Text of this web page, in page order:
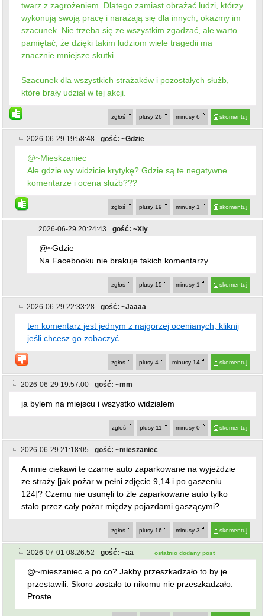
twarz z zagrożeniem. Dlatego zamiast obrażać ludzi, którzy
wykonują swoją pracę i narażają się dla innych, okażmy im
szacunek. Nie trzeba się ze wszystkim zgadzać, ale warto
pamiętać, że dzięki takim ludziom wiele tragedii ma
znacznie mniejsze skutki.
Szacunek dla wszystkich strażaków i pozostałych służb,
które brały udział w tej akcji.
skomentuj
minusy 6
plusy 26
zgłoś
2026-06-29 19:58:48 gość: ~Gdzie
@~Mieskzaniec
Ale gdzie wy widzicie krytykę? Gdzie są te negatywne
komentarze i ocena służb???
skomentuj
minusy 1
plusy 19
zgłoś
2026-06-29 20:24:43 gość: ~Xly
@~Gdzie
Na Facebooku nie brakuje takich komentarzy
skomentuj
minusy 1
plusy 15
zgłoś
2026-06-29 22:33:28 gość: ~Jaaaa
ten komentarz jest jednym z najgorzej ocenianych, kliknij
jeśli chcesz go zobaczyć
skomentuj
minusy 14
plusy 4
zgłoś
2026-06-29 19:57:00 gość: ~mm
ja bylem na miejscu i wszystko widzialem
skomentuj
minusy 0
plusy 11
zgłoś
2026-06-29 21:18:05 gość: ~mieszaniec
A mnie ciekawi te czarne auto zaparkowane na wyjeździe
ze straży [jak pożar w pełni zdjęcie 9,14 i po gaszeniu
124]? Czemu nie usunęli to źle zaparkowane auto tylko
stało przez cały pożar między pojazdami gaszącymi?
skomentuj
minusy 3
plusy 16
zgłoś
2026-07-01 08:26:52 gość: ~aa ostatnio dodany post
@~mieszaniec a po co? Jakby przeszkadzało to by je
przestawili. Skoro zostało to nikomu nie przeszkadzało.
Proste.